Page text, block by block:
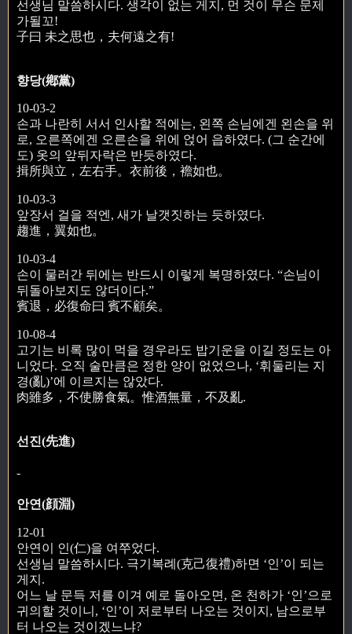
선생님 말씀하시다. 생각이 없는 게지, 먼 것이 무슨 문제
가될꼬!
子曰 未之思也，夫何遠之有!
향당(鄕黨)
10-03-2
손과 나란히 서서 인사할 적에는, 왼쪽 손님에겐 왼손을 위
로, 오른쪽에겐 오른손을 위에 얹어 읍하였다. (그 순간에
도) 옷의 앞뒤자락은 반듯하였다.
揖所與立，左右手。衣前後，襜如也。
10-03-3
앞장서 걸을 적엔, 새가 날갯짓하는 듯하였다.
趨進，翼如也。
10-03-4
손이 물러간 뒤에는 반드시 이렇게 복명하였다. “손님이
뒤돌아보지도 않더이다.”
賓退，必復命曰 賓不顧矣。
10-08-4
고기는 비록 많이 먹을 경우라도 밥기운을 이길 정도는 아
니었다. 오직 술만큼은 정한 양이 없었으나, ‘휘둘리는 지
경(亂)’에 이르지는 않았다.
肉雖多，不使勝食氣。惟酒無量，不及亂.
선진(先進)
-
안연(顔淵)
12-01
안연이 인(仁)을 여쭈었다.
선생님 말씀하시다. 극기복례(克己復禮)하면 ‘인’이 되는
게지.
어느 날 문득 저를 이겨 예로 돌아오면, 온 천하가 ‘인’으로
귀의할 것이니, ‘인’이 저로부터 나오는 것이지, 남으로부
터 나오는 것이겠느냐?